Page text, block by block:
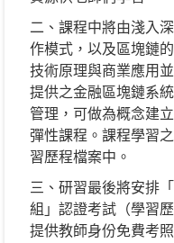
二、課程中將由淺入
作模式，以及區塊鏈
技術原理與商業應用
提供之金融區塊鏈系
管理，可做為概念建
彈性課程。課程學習
習歷程檔案中。
三、研習最後將安排
組」認證考試（學習
提供教師身份免費考